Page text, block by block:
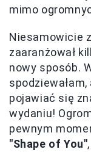
mimo
Niesamowicie
zaaranżował
nowy sposób.
pojawiać się
wydaniu!
pewnym
"Shape of You"